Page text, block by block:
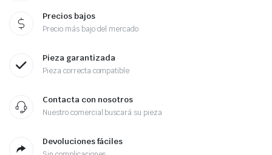
Precios bajos
Precio más bajo del mercado
Pieza garantizada
Pieza correcta compatible
Contacta con nosotros
Nuestro comercial buscará su pieza
Devoluciones fáciles